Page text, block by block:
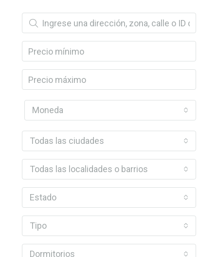
Moneda
Todas las ciudades
Todas las localidades o barrios
Estado
Tipo
Dormitorios